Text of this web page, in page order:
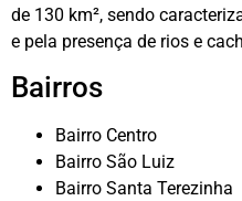
de 130 km², sendo
e pela presença de rios e
Bairros
Bairro Centro
Bairro São Luiz
Bairro Santa Terezinha